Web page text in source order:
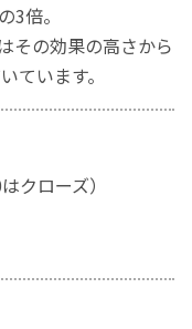
3倍。
その効果の高さから
ています。
クローズ）